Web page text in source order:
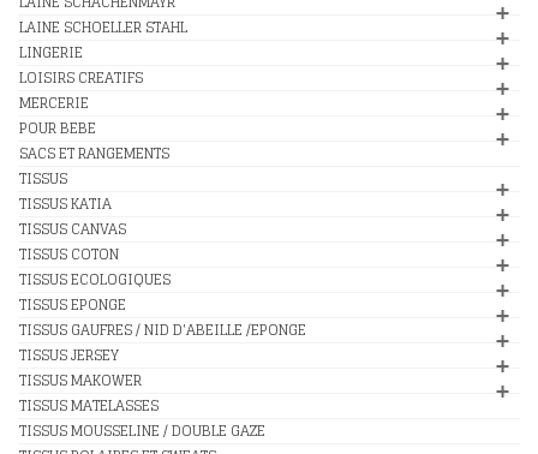
LAINE SCHOELLER STAHL
LINGERIE
LOISIRS CREATIFS
MERCERIE
POUR BEBE
SACS ET RANGEMENTS
TISSUS
TISSUS KATIA
TISSUS CANVAS
TISSUS COTON
TISSUS ECOLOGIQUES
TISSUS EPONGE
TISSUS GAUFRES / NID D'ABEILLE /EPONGE
TISSUS JERSEY
TISSUS MAKOWER
TISSUS MATELASSES
TISSUS MOUSSELINE / DOUBLE GAZE